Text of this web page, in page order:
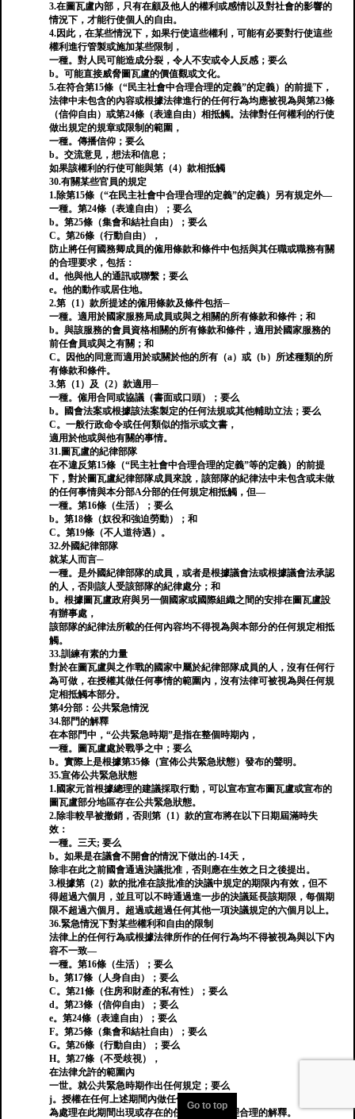
3.在圖瓦盧內部，只有在顧及他人的權利或感情以及對社會的影響的
情況下，才能行使個人的自由。
4.因此，在某些情況下，如果行使這些權利，可能有必要對行使這些
權利進行管製或施加某些限制，
一種。對人民可能造成分裂，令人不安或令人反感；要么
b。可能直接威脅圖瓦盧的價值觀或文化。
5.在符合第15條（“民主社會中合理合理的定義”的定義）的前提下，
法律中未包含的內容或根據法律進行的任何行為均應被視為與第23條
（信仰自由）或第24條（表達自由）相抵觸。法律對任何權利的行使
做出規定的規章或限制的範圍，
一種。傳播信仰；要么
b。交流意見，想法和信息；
如果該權利的行使可能與第（4）款相抵觸
30.有關某些官員的規定
1.除第15條（“在民主社會中合理合理的定義”的定義）另有規定外—
一種。第24條（表達自由）；要么
b。第25條（集會和結社自由）；要么
C。第26條（行動自由），
防止將任何國務卿成員的僱用條款和條件中包括與其任職或職務有關
的合理要求，包括：
d。他與他人的通訊或聯繫；要么
e。他的動作或居住地。
2.第（1）款所提述的僱用條款及條件包括─
一種。適用於國家服務局成員或與之相關的所有條款和條件；和
b。與該服務的會員資格相關的所有條款和條件，適用於國家服務的
前任會員或與之有關；和
C。因他的同意而適用於或關於他的所有（a）或（b）所述種類的所
有條款和條件。
3.第（1）及（2）款適用─
一種。僱用合同或協議（書面或口頭）；要么
b。國會法案或根據該法案製定的任何法規或其他輔助立法；要么
C。一般行政命令或任何類似的指示或文書，
適用於他或與他有關的事情。
31.圖瓦盧的紀律部隊
在不違反第15條（“民主社會中合理合理的定義”等的定義）的前提
下，對於圖瓦盧紀律部隊成員來說，該部隊的紀律法中未包含或未做
的任何事情與本分部A分部的任何規定相抵觸，但—
一種。第16條（生活）；要么
b。第18條（奴役和強迫勞動）；和
C。第19條（不人道待遇）。
32.外國紀律部隊
就某人而言─
一種。是外國紀律部隊的成員，或者是根據議會法或根據議會法承認
的人，否則該人受該部隊的紀律處分；和
b。根據圖瓦盧政府與另一個國家或國際組織之間的安排在圖瓦盧設
有辦事處，
該部隊的紀律法所載的任何內容均不得視為與本部分的任何規定相抵
觸。
33.訓練有素的力量
對於在圖瓦盧與之作戰的國家中屬於紀律部隊成員的人，沒有任何行
為可做，在授權其做任何事情的範圍內，沒有法律可被視為與任何規
定相抵觸本部分。
第4分部：公共緊急情況
34.部門的解釋
在本部門中，“公共緊急時期”是指在整個時期內，
一種。圖瓦盧處於戰爭之中；要么
b。實際上是根據第35條（宣佈公共緊急狀態）發布的聲明。
35.宣佈公共緊急狀態
1.國家元首根據總理的建議採取行動，可以宣布宣布圖瓦盧或宣布的
圖瓦盧部分地區存在公共緊急狀態。
2.除非較早被撤銷，否則第（1）款的宣布將在以下日期屆滿時失
效：
一種。三天; 要么
b。如果是在議會不開會的情況下做出的-14天，
除非在此之前國會通過決議批准，否則應在生效之日之後提出。
3.根據第（2）款的批准在該批准的決議中規定的期限內有效，但不
得超過六個月，並且可以不時通過進一步的決議延長該期限，每個期
限不超過六個月。超過或超過任何其他一項決議規定的六個月以上。
36.緊急情況下對某些權利和自由的限制
法律上的任何行為或根據法律所作的任何行為均不得被視為與以下內
容不一致—
一種。第16條（生活）；要么
b。第17條（人身自由）；要么
C。第21條（住房和財產的私有性）；要么
d。第23條（信仰自由）；要么
e。第24條（表達自由）；要么
F。第25條（集會和結社自由）；要么
G。第26條（行動自由）；要么
H。第27條（不受歧視），
在法律允許的範圍內
一世。就公共緊急時期作出任何規定；要么
j。授權在任何上述期間內做任何事情，
為處理在此期間出現或存在的任何情況而合理合理的解釋。
Go to top